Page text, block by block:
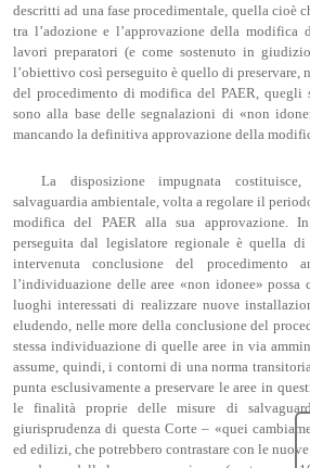
descritti ad una fase procedimentale, quella cioè
tra l’adozione e l’approvazione della modifica
lavori preparatori (e come sostenuto in
l’obiettivo così perseguito è quello di preservare,
del procedimento di modifica del PAER, quegli
sono alla base delle segnalazioni di «non
mancando la definitiva approvazione della
La disposizione impugnata
salvaguardia ambientale, volta a regolare il
modifica del PAER alla sua approvazione.
perseguita dal legislatore regionale è quella
intervenuta conclusione del procedimento
l’individuazione delle aree «non idonee» possa
luoghi interessati di realizzare nuove
eludendo, nelle more della conclusione del
stessa individuazione di quelle aree in via
assume, quindi, i contorni di una norma
punta esclusivamente a preservare le aree in
le finalità proprie delle misure di
giurisprudenza di questa Corte – «quei
ed edilizi, che potrebbero contrastare con le